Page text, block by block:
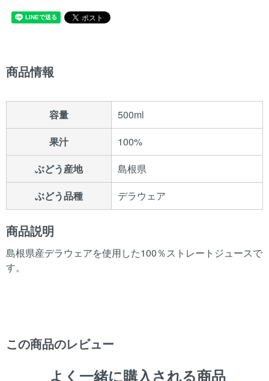
商品情報
容量
500ml
果汁
100%
ぶどう産地
島根県
ぶどう品種
デラウェア
商品説明
島根県産デラウェアを使用した100％ストレートジュースで
す。
この商品のレビュー
よく一緒に購入される商品